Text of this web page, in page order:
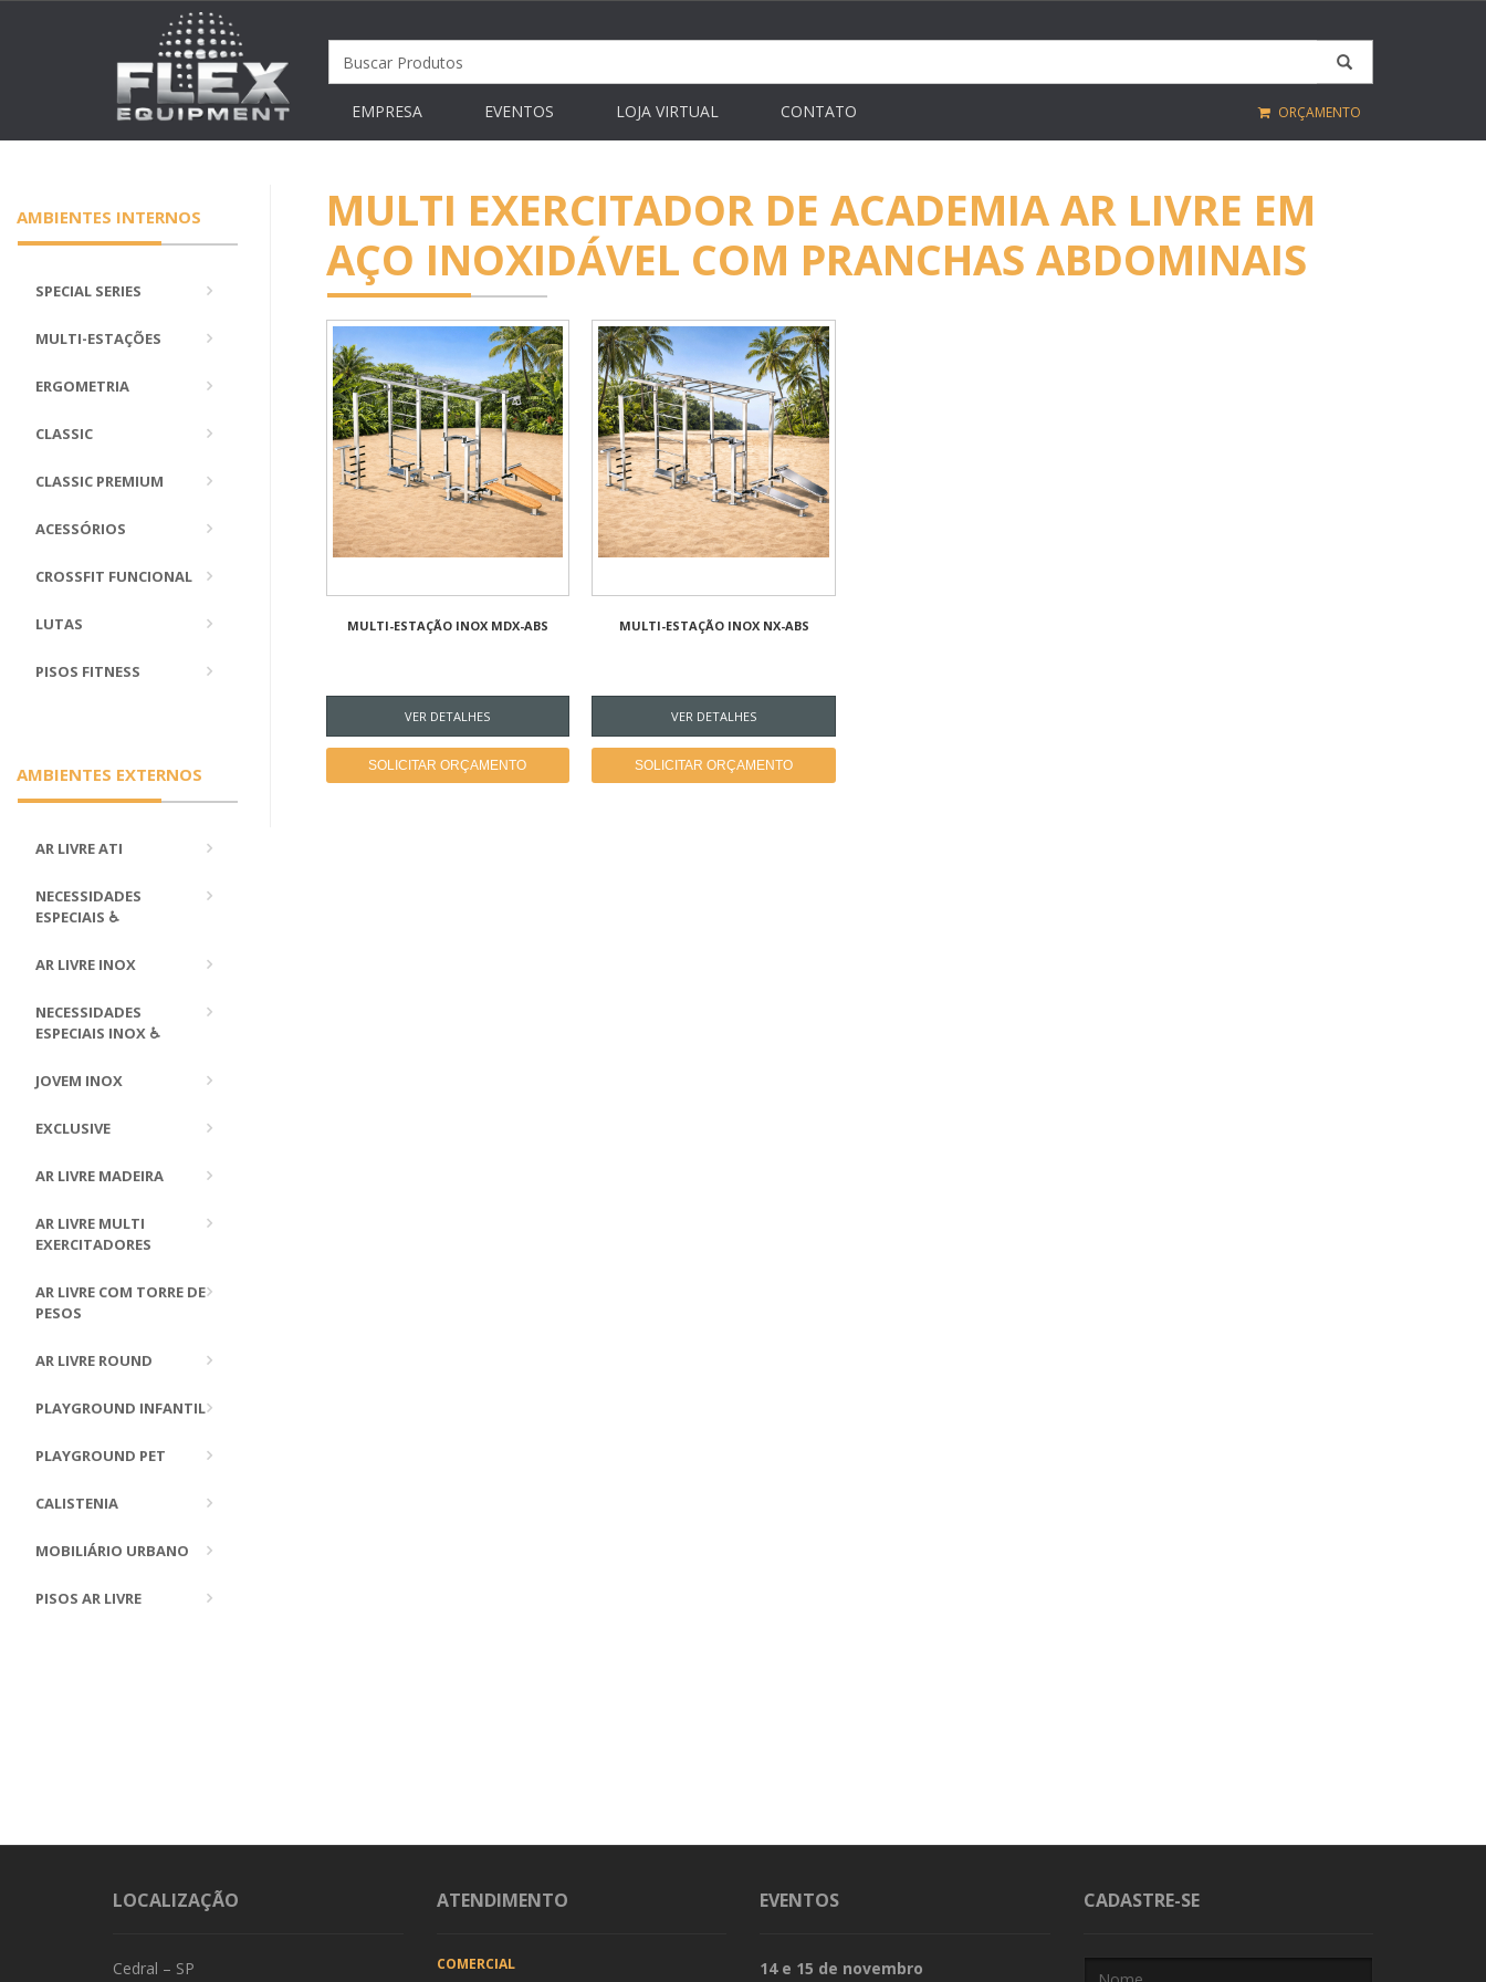
EMPRESA EVENTOS LOJA VIRTUAL CONTATO ORÇAMENTO
AMBIENTES INTERNOS
SPECIAL SERIES
MULTI-ESTAÇÕES
ERGOMETRIA
CLASSIC
CLASSIC PREMIUM
ACESSÓRIOS
CROSSFIT FUNCIONAL
LUTAS
PISOS FITNESS
AMBIENTES EXTERNOS
AR LIVRE ATI
NECESSIDADES
ESPECIAIS ♿
AR LIVRE INOX
NECESSIDADES
ESPECIAIS INOX ♿
JOVEM INOX
EXCLUSIVE
AR LIVRE MADEIRA
AR LIVRE MULTI
EXERCITADORES
AR LIVRE COM TORRE DE
PESOS
AR LIVRE ROUND
PLAYGROUND INFANTIL
PLAYGROUND PET
CALISTENIA
MOBILIÁRIO URBANO
PISOS AR LIVRE
MULTI EXERCITADOR DE ACADEMIA AR LIVRE EM
AÇO INOXIDÁVEL COM PRANCHAS ABDOMINAIS
MULTI-ESTAÇÃO INOX MDX-ABS
VER DETALHES
SOLICITAR ORÇAMENTO
MULTI-ESTAÇÃO INOX NX-ABS
VER DETALHES
SOLICITAR ORÇAMENTO
LOCALIZAÇÃO
Cedral – SP
ATENDIMENTO
COMERCIAL
EVENTOS
14 e 15 de novembro
CADASTRE-SE